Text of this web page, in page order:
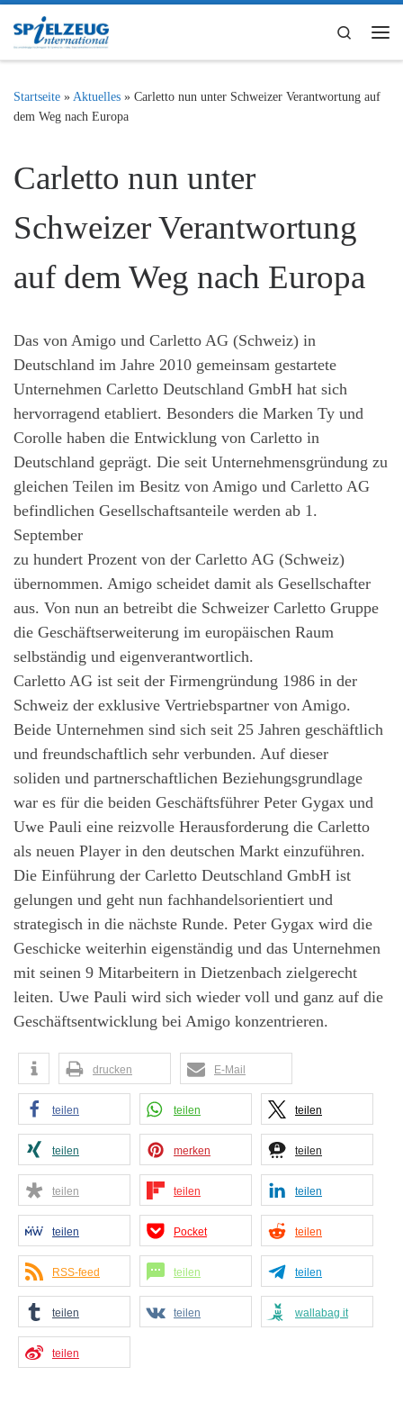
Zum Inhalt springen
Search
Startseite » Aktuelles » Carletto nun unter Schweizer Verantwortung auf
dem Weg nach Europa
Carletto nun unter
Schweizer Verantwortung
auf dem Weg nach Europa
Das von Amigo und Carletto AG (Schweiz) in
Deutschland im Jahre 2010 gemeinsam gestartete
Unternehmen Carletto Deutschland GmbH hat sich
hervorragend etabliert. Besonders die Marken Ty und
Corolle haben die Entwicklung von Carletto in
Deutschland geprägt. Die seit Unternehmensgründung zu
gleichen Teilen im Besitz von Amigo und Carletto AG
befindlichen Gesellschaftsanteile werden ab 1.
September
zu hundert Prozent von der Carletto AG (Schweiz)
übernommen. Amigo scheidet damit als Gesellschafter
aus. Von nun an betreibt die Schweizer Carletto Gruppe
die Geschäftserweiterung im europäischen Raum
selbständig und eigenverantwortlich.
Carletto AG ist seit der Firmengründung 1986 in der
Schweiz der exklusive Vertriebspartner von Amigo.
Beide Unternehmen sind sich seit 25 Jahren geschäftlich
und freundschaftlich sehr verbunden. Auf dieser
soliden und partnerschaftlichen Beziehungsgrundlage
war es für die beiden Geschäftsführer Peter Gygax und
Uwe Pauli eine reizvolle Herausforderung die Carletto
als neuen Player in den deutschen Markt einzuführen.
Die Einführung der Carletto Deutschland GmbH ist
gelungen und geht nun fachhandelsorientiert und
strategisch in die nächste Runde. Peter Gygax wird die
Geschicke weiterhin eigenständig und das Unternehmen
mit seinen 9 Mitarbeitern in Dietzenbach zielgerecht
leiten. Uwe Pauli wird sich wieder voll und ganz auf die
Geschäftsentwicklung bei Amigo konzentrieren.
drucken E-Mail
teilen teilen teilen
teilen merken teilen
teilen teilen teilen
teilen Pocket teilen
RSS-feed teilen teilen
teilen teilen wallabag it
teilen